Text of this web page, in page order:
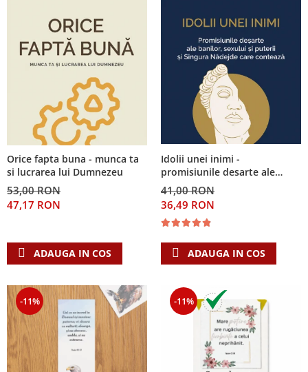
Orice fapta buna - munca ta
si lucrarea lui Dumnezeu
53,00 RON
47,17 RON
ADAUGA IN COS
Idolii unei inimi -
promisiunile desarte ale
banilor, sexului si puterii si
Singura Nadejde care
conteaza
41,00 RON
36,49 RON
ADAUGA IN COS
-11% -11%